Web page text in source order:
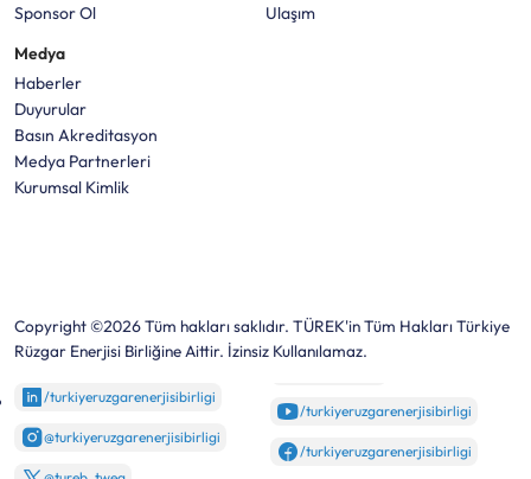
Sponsor Ol
Ulaşım
Medya
Haberler
Duyurular
Basın Akreditasyon
Medya Partnerleri
Kurumsal Kimlik
Copyright ©2026 Tüm hakları saklıdır. TÜREK'in Tüm Hakları Türkiye
Rüzgar Enerjisi Birliğine Aittir. İzinsiz Kullanılamaz.
/turkiyeruzgarenerjisibirligi
@turkiyeruzgarenerjisibirligi
/turkiyeruzgarenerjisibirligi
/turkiyeruzgarenerjisibirligi